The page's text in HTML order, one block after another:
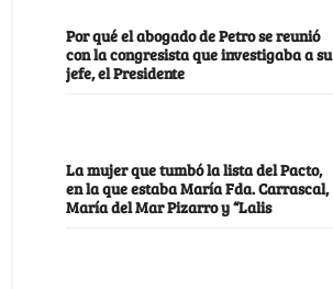
Por qué el abogado de Petro se reunió
con la congresista que investigaba a su
jefe, el Presidente
La mujer que tumbó la lista del Pacto,
en la que estaba María Fda. Carrascal,
María del Mar Pizarro y “Lalis